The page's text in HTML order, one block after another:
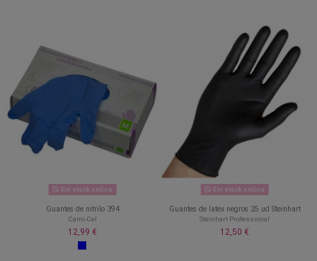
Sin stock online
Guantes de nitrilo 394
Cami-Cel
12,99 €
Sin stock online
Guantes de latex negros 25 ud Steinhart
Steinhart Professional
12,50 €